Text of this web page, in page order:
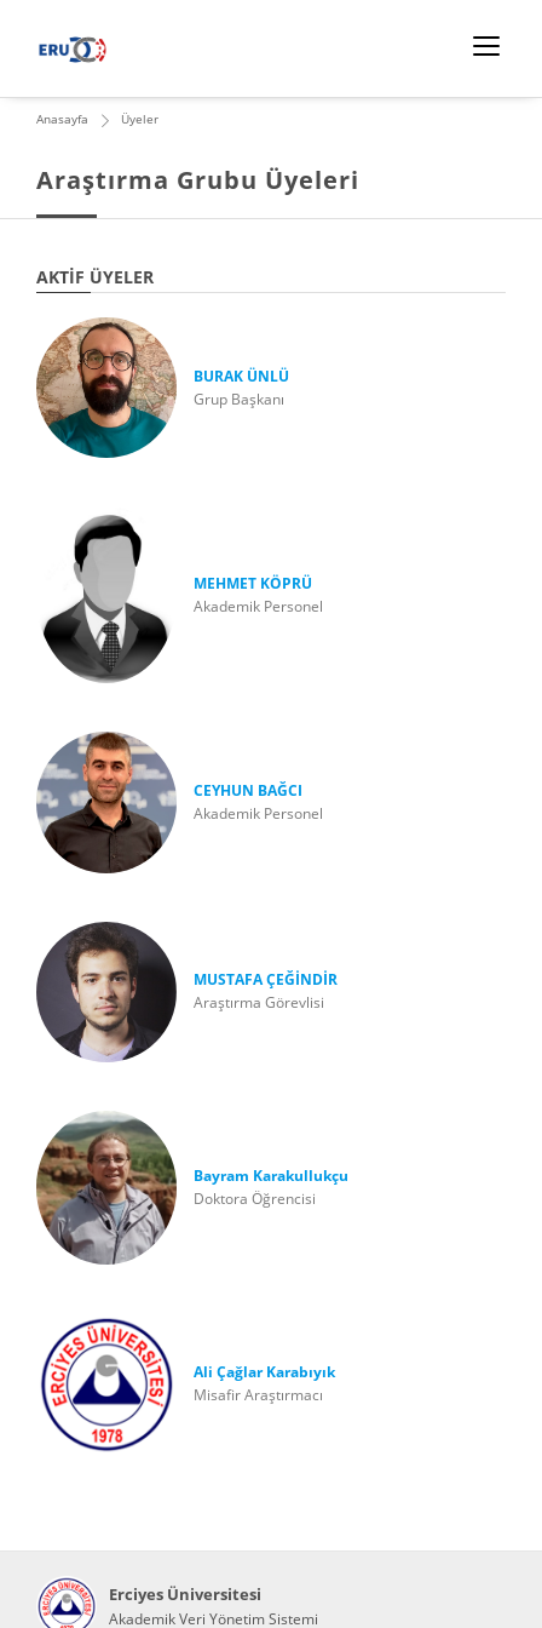
Araştırma Grubu Üyeleri
Anasayfa Üyeler
AKTIF ÜYELER
BURAK ÜNLÜ
Grup Başkanı
MEHMET KÖPRÜ
Akademik Personel
CEYHUN BAĞCI
Akademik Personel
MUSTAFA ÇEĞİNDİR
Araştırma Görevlisi
Bayram Karakullukçu
Doktora Öğrencisi
Ali Çağlar Karabıyık
Misafir Araştırmacı
Erciyes Üniversitesi
Akademik Veri Yönetim Sistemi